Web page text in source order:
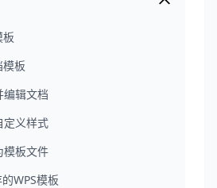
板
模板
编辑文档
定义样式
模板文件
WPS模板